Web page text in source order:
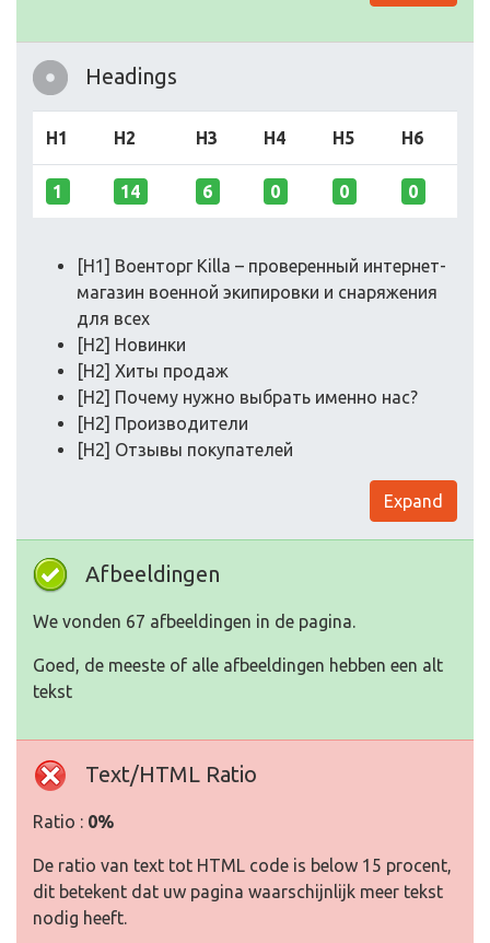
Headings
H1 H2 H3 H4 H5 H6
1 14 6 0 0 0
[H1] Военторг Killa – проверенный интернет-
магазин военной экипировки и снаряжения
для всех
[H2] Новинки
[H2] Хиты продаж
[H2] Почему нужно выбрать именно нас?
[H2] Производители
[H2] Отзывы покупателей
Expand
Afbeeldingen
We vonden 67 afbeeldingen in de pagina.
Goed, de meeste of alle afbeeldingen hebben een alt
tekst
Text/HTML Ratio
Ratio : 0%
De ratio van text tot HTML code is below 15 procent,
dit betekent dat uw pagina waarschijnlijk meer tekst
nodig heeft.